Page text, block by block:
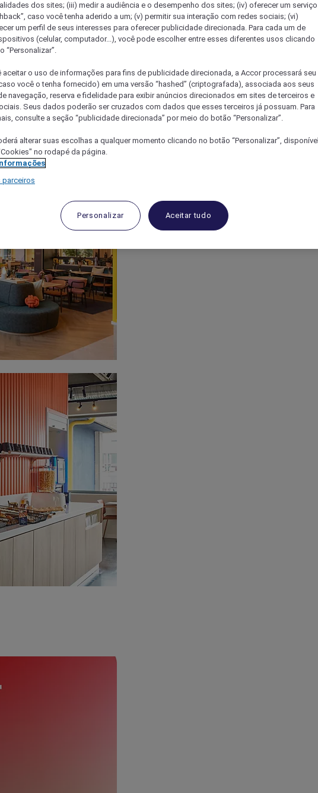
dos sites; (iii) medir a audiência e o desempenho dos sites; (iv) oferecer um serviço
caso você tenha aderido a um; (v) permitir sua interação com redes sociais; (vi)
um perfil de seus interesses para oferecer publicidade direcionada. Para cada um de
(celular, computador...), você pode escolher entre esses diferentes usos clicando
“Personalizar”.
aceitar o uso de informações para fins de publicidade direcionada, a Accor processará seu
você o tenha fornecido) em uma versão “hashed” (criptografada), associada aos seus
navegação, reserva e fidelidade para exibir anúncios direcionados em sites de terceiros e
Seus dados poderão ser cruzados com dados que esses terceiros já possuam. Para
consulte a seção “publicidade direcionada” por meio do botão “Personalizar”.
alterar suas escolhas a qualquer momento clicando no botão “Personalizar”, disponível
no rodapé da página.
Personalizar Aceitar tudo